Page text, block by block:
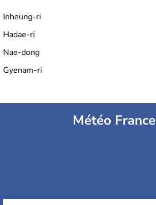
Inheung-ri
Hadae-ri
Nae-dong
Gyenam-ri
Météo France